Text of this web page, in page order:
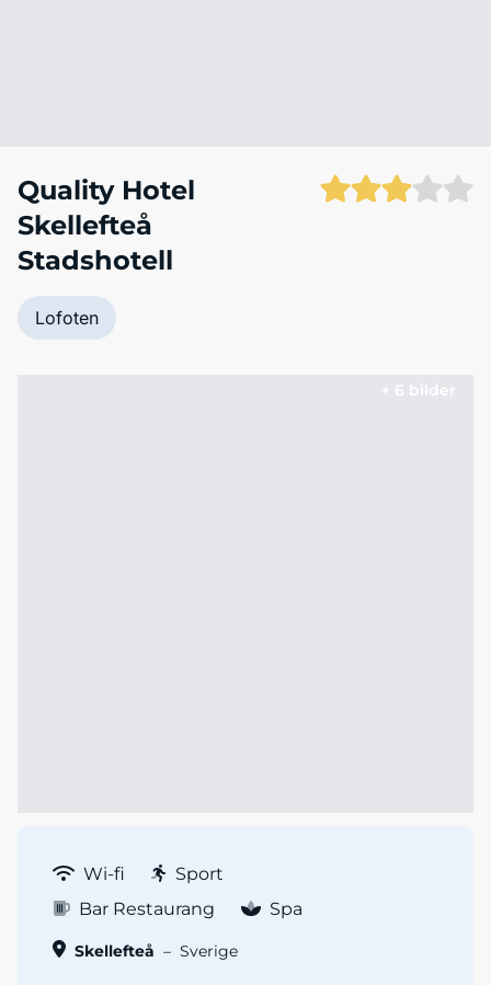
Quality Hotel
Skellefteå
Stadshotell
Lofoten
+ 6 bilder
Wi-fi
Sport
Bar Restaurang
Spa
Skellefteå – Sverige